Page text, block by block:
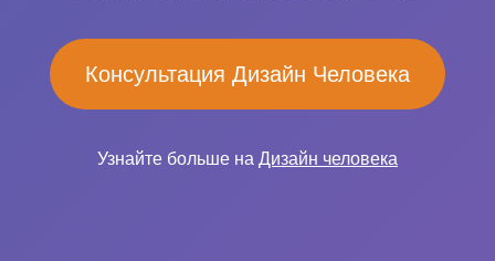
Консультация Дизайн Человека
Узнайте больше на Дизайн человека